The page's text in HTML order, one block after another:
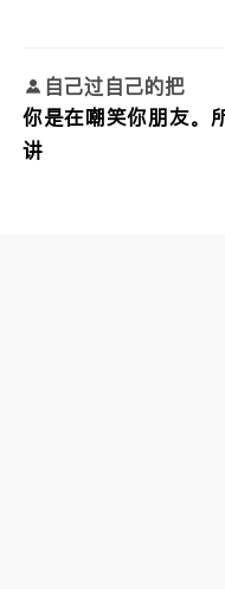
自己过自己的把
你是在嘲笑你朋友。
讲